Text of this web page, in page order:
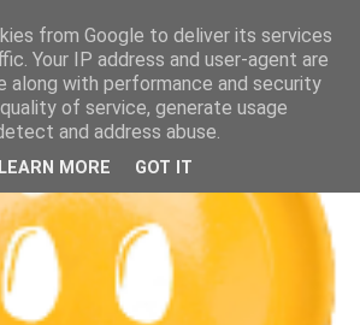
from Google to deliver its services
Your IP address and user-agent are
along with performance and security
of service, generate usage
and address abuse.
LEARN MORE GOT IT